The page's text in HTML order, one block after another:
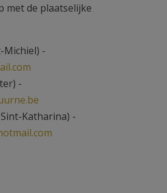
met de plaatselijke
Michiel) -
-
Katharina) -